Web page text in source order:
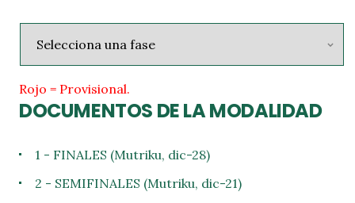
Rojo = Provisional.
DOCUMENTOS DE LA MODALIDAD
1 - FINALES (Mutriku, dic-28)
2 - SEMIFINALES (Mutriku, dic-21)